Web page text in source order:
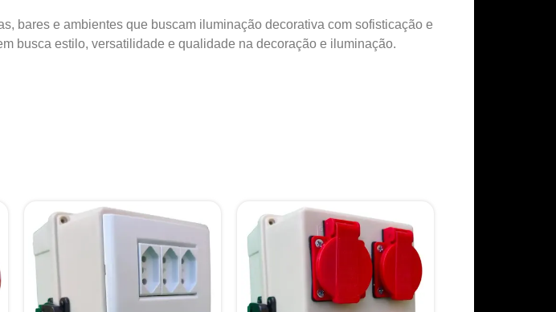
bares e ambientes que buscam iluminação decorativa com sofisticação e
busca estilo, versatilidade e qualidade na decoração e iluminação.